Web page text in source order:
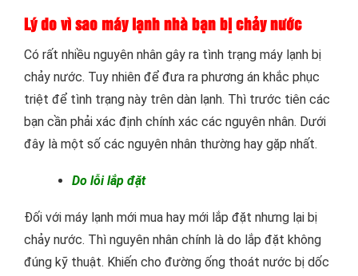
Lý do vì sao máy lạnh nhà bạn bị chảy nước
Có rất nhiều nguyên nhân gây ra tình trạng máy lạnh bị
chảy nước. Tuy nhiên để đưa ra phương án khắc phục
triệt để tình trạng này trên dàn lạnh. Thì trước tiên các
bạn cần phải xác định chính xác các nguyên nhân. Dưới
đây là một số các nguyên nhân thường hay gặp nhất.
Do lỗi lắp đặt
Đối với máy lạnh mới mua hay mới lắp đặt nhưng lại bị
chảy nước. Thì nguyên nhân chính là do lắp đặt không
đúng kỹ thuật. Khiến cho đường ống thoát nước bị dốc